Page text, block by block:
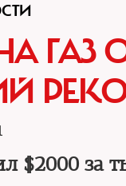
ГАЗ
$2000 за